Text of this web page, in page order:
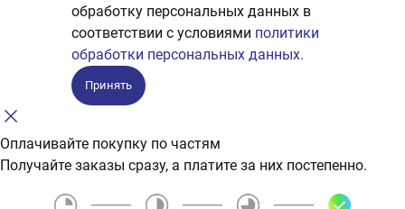
обработку персональных данных в
соответствии с условиями политики
обработки персональных данных.
Принять
Оплачивайте покупку по частям
Получайте заказы сразу, а платите за них постепенно.